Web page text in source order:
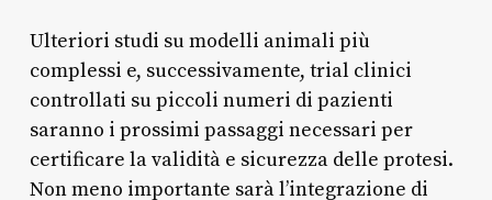
Ulteriori studi su modelli animali più
complessi e, successivamente, trial clinici
controllati su piccoli numeri di pazienti
saranno i prossimi passaggi necessari per
certificare la validità e sicurezza delle protesi.
Non meno importante sarà l’integrazione di